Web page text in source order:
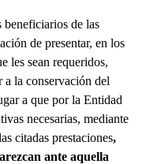
beneficiarios de las
de presentar, en los
les sean requeridos,
a la conservación del
a que por la Entidad
necesarias, mediante
citadas prestaciones,
ante aquella